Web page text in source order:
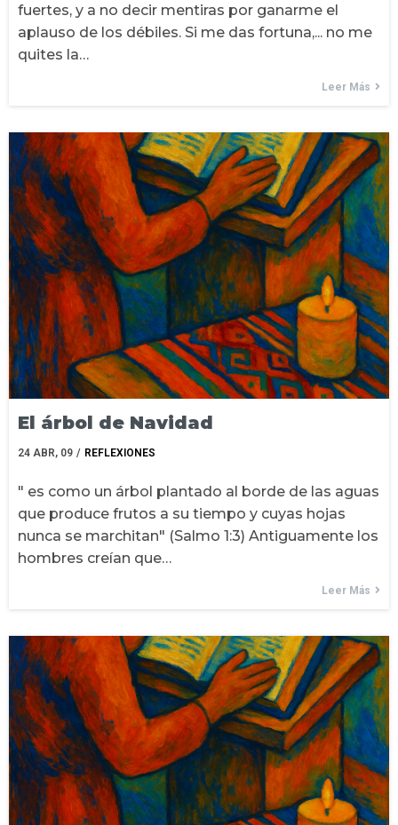
fuertes, y a no decir mentiras por ganarme el
aplauso de los débiles. Si me das fortuna,... no me
quites la…
Leer Más
El árbol de Navidad
24 ABR, 09 / REFLEXIONES
" es como un árbol plantado al borde de las aguas
que produce frutos a su tiempo y cuyas hojas
nunca se marchitan" (Salmo 1:3) Antiguamente los
hombres creían que…
Leer Más